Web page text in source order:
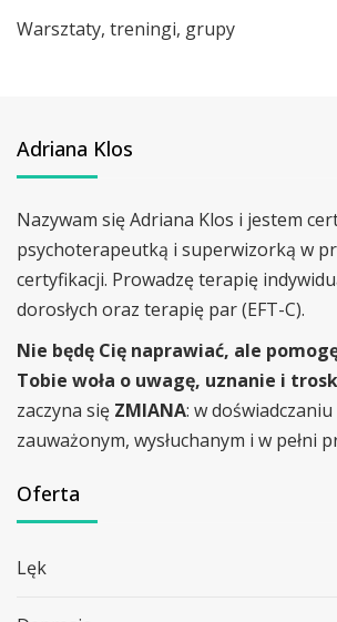
Warsztaty, treningi, grupy
Adriana Klos
Nazywam się Adriana Klos i jestem
psychoterapeutką i superwizorką w
certyfikacji. Prowadzę terapię
dorosłych oraz terapię par (EFT-C).
Nie będę Cię naprawiać, ale
Tobie woła o uwagę, uznanie i
zaczyna się ZMIANA: w doświadczaniu
zauważonym, wysłuchanym i w pełni
Oferta
Lęk